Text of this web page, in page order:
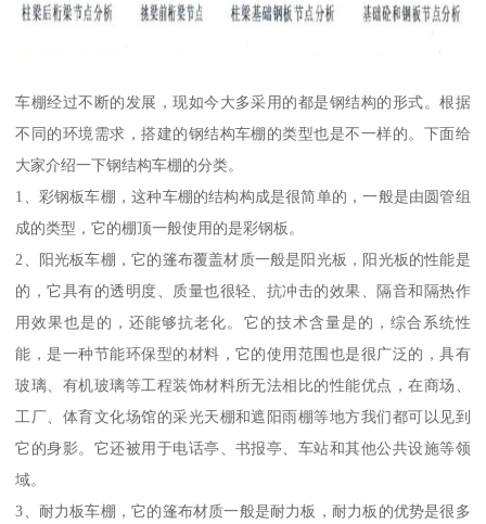
车棚经过不断的发展，现如今大多采用的都是钢结构的形式。根据
不同的环境需求，搭建的钢结构车棚的类型也是不一样的。下面给
大家介绍一下钢结构车棚的分类。
1、彩钢板车棚，这种车棚的结构构成是很简单的，一般是由圆管组
成的类型，它的棚顶一般使用的是彩钢板。
2、阳光板车棚，它的篷布覆盖材质一般是阳光板，阳光板的性能是
的，它具有的透明度、质量也很轻、抗冲击的效果、隔音和隔热作
用效果也是的，还能够抗老化。它的技术含量是的，综合系统性
能，是一种节能环保型的材料，它的使用范围也是很广泛的，具有
玻璃、有机玻璃等工程装饰材料所无法相比的性能优点，在商场、
工厂、体育文化场馆的采光天棚和遮阳雨棚等地方我们都可以见到
它的身影。它还被用于电话亭、书报亭、车站和其他公共设施等领
域。
3、耐力板车棚，它的篷布材质一般是耐力板，耐力板的优势是很多